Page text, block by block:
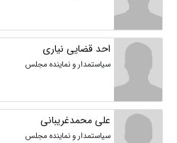
احد قضایی نیاری
سیاستمدار و نماینده مجلس
علی محمدغریبانی
سیاستمدار و نماینده مجلس